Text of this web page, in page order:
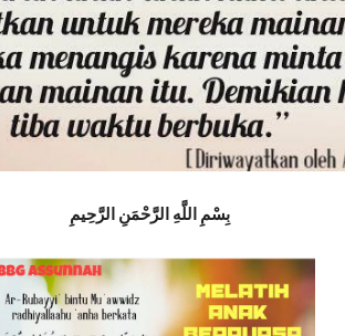
بِسْمِ اللَّهِ الرَّحْمَنِ الرَّحِيمِ